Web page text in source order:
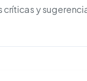
críticas y